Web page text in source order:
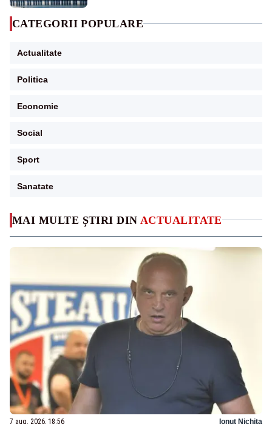
MAI MULTE ȘTIRI DIN ACTUALITATE
7 aug. 2026, 18:56 Ionuț Nichita
CATEGORII POPULARE
Actualitate
Politica
Economie
Social
Sport
Sanatate